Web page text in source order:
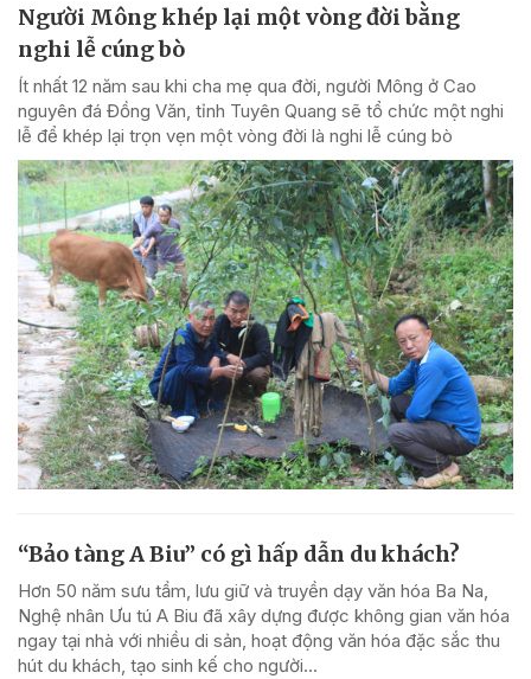
Người Mông khép lại một vòng đời bằng
nghi lễ cúng bò
Ít nhất 12 năm sau khi cha mẹ qua đời, người Mông ở Cao
nguyên đá Đồng Văn, tỉnh Tuyên Quang sẽ tổ chức một nghi
lễ để khép lại trọn vẹn một vòng đời là nghi lễ cúng bò
“Bảo tàng A Biu” có gì hấp dẫn du khách?
Hơn 50 năm sưu tầm, lưu giữ và truyền dạy văn hóa Ba Na,
Nghệ nhân Ưu tú A Biu đã xây dựng được không gian văn hóa
ngay tại nhà với nhiều di sản, hoạt động văn hóa đặc sắc thu
hút du khách, tạo sinh kế cho người...